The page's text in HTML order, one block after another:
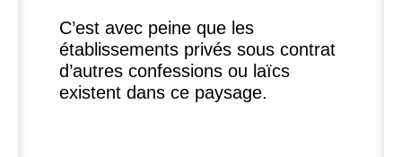
C’est avec peine que les
établissements privés sous contrat
d’autres confessions ou laïcs
existent dans ce paysage.